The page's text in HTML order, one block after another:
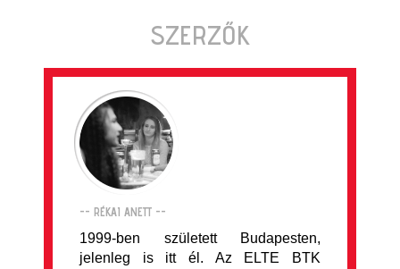
SZERZŐK
-- RÉKAI ANETT --
1999-ben született Budapesten,
jelenleg is itt él. Az ELTE BTK